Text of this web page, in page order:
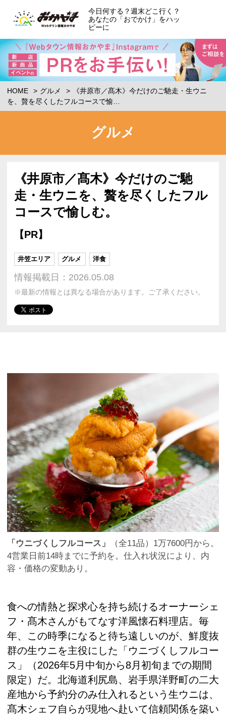
今日何する？週末どこ行く？
あなたの「おでかけ」をハッ
ピーに
HOME グルメ
《井原市／髙木》今だけのご馳走・生ウニ
を、贅を尽くしたフルコースで愉…
グルメ
《井原市／髙木》今だけのご馳
走・生ウニを、贅を尽くしたフル
コースで愉しむ。
【PR】
井笠エリア グルメ 洋食
情報掲載日：2026.05.08
※最新の情報とは異なる場合があります。ご了承ください。
「ウニづくしフルコース」
（全11品）1万7600円から。
4営業日前14時までに予約を。仕入れ状況により、内
容・価格の変動あり。
食への情熱と探求心を持ち続けるオーナーシェ
フ・髙木さんがもてなす洋風懐石料理店。毎
年、この時季になると待ち遠しいのが、鮮度抜
群の生ウニを主役にした「ウニづくしフルコー
ス」（2026年5月中旬から8月初旬までの期間
限定）だ。北海道利尻島、岩手県洋野町の二大
産地から予約分のみ仕入れるという生ウニは、
髙木シェフ自らが現地へ赴いて信頼関係を築い